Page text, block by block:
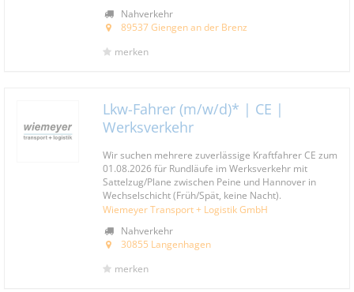
Nahverkehr
89537 Giengen an der Brenz
merken
Lkw-Fahrer (m/w/d)* | CE |
Werksverkehr
Wir suchen mehrere zuverlässige Kraftfahrer CE zum
01.08.2026 für Rundläufe im Werksverkehr mit
Sattelzug/Plane zwischen Peine und Hannover in
Wechselschicht (Früh/Spät, keine Nacht).
Wiemeyer Transport + Logistik GmbH
Nahverkehr
30855 Langenhagen
merken